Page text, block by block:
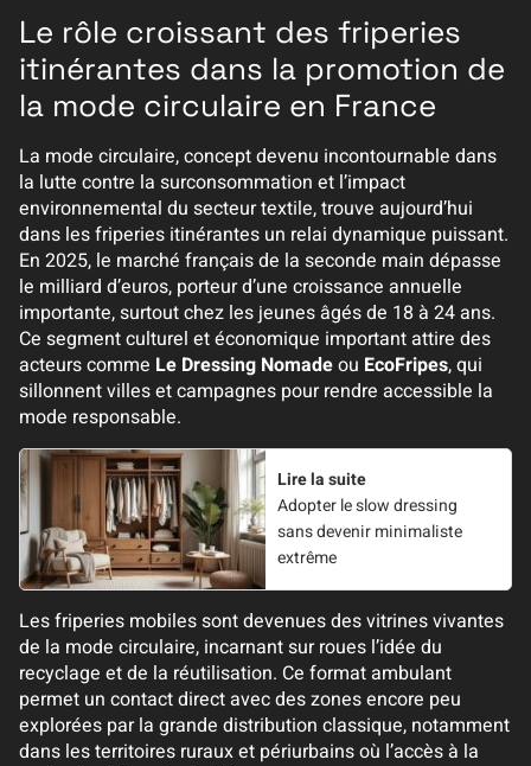
Le rôle croissant des friperies
itinérantes dans la promotion de
la mode circulaire en France
La mode circulaire, concept devenu incontournable dans
la lutte contre la surconsommation et l’impact
environnemental du secteur textile, trouve aujourd’hui
dans les friperies itinérantes un relai dynamique puissant.
En 2025, le marché français de la seconde main dépasse
le milliard d’euros, porteur d’une croissance annuelle
importante, surtout chez les jeunes âgés de 18 à 24 ans.
Ce segment culturel et économique important attire des
acteurs comme Le Dressing Nomadeou EcoFripes, qui
sillonnent villes et campagnes pour rendre accessible la
mode responsable.
Lire la suite
Adopter le slow dressing
sans devenir minimaliste
extrême
Les friperies mobiles sont devenues des vitrines vivantes
de la mode circulaire, incarnant sur roues l’idée du
recyclage et de la réutilisation. Ce format ambulant
permet un contact direct avec des zones encore peu
explorées par la grande distribution classique, notamment
dans les territoires ruraux et périurbains où l’accès à la